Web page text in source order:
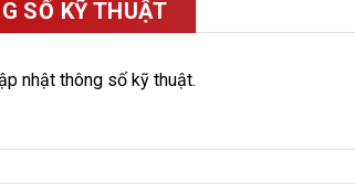
SỐ KỸ THUẬT
nhật thông số kỹ thuật.